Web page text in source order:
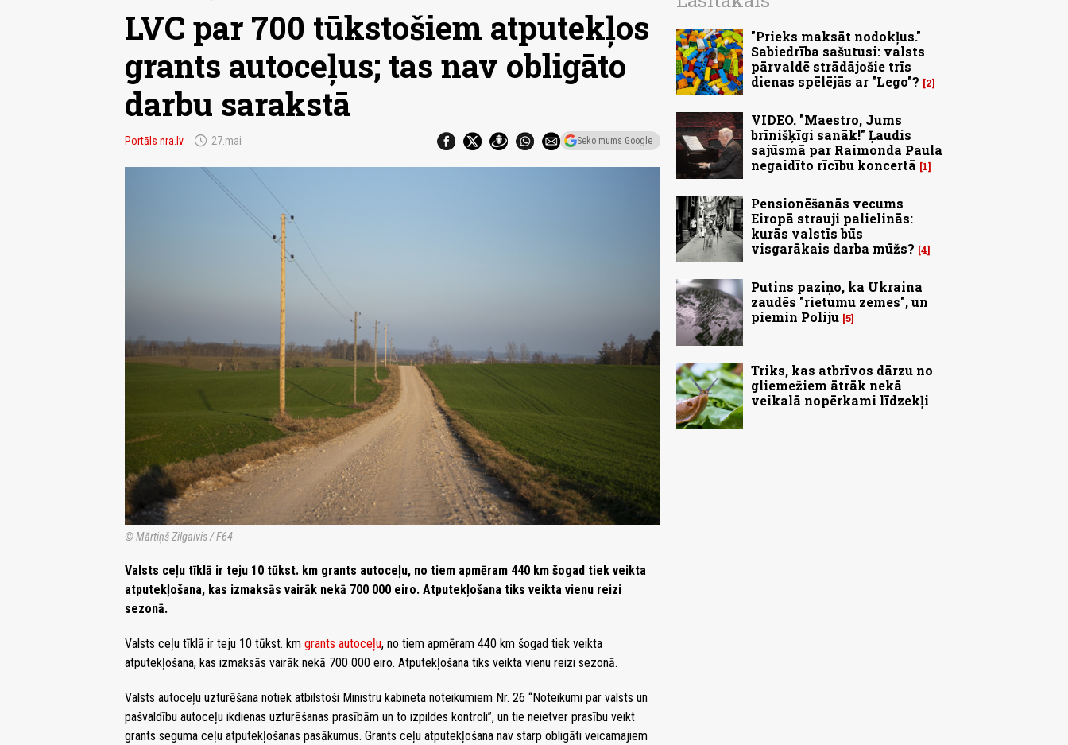
LVC par 700 tūkstošiem atputekļos
grants autoceļus; tas nav obligāto
darbu sarakstā
Portāls nra.lv schedule 27.mai Seko mums Google
© Mārtiņš Zilgalvis / F64
Valsts ceļu tīklā ir teju 10 tūkst. km grants autoceļu, no tiem apmēram 440 km šogad tiek veikta
atputekļošana, kas izmaksās vairāk nekā 700 000 eiro. Atputekļošana tiks veikta vienu reizi
sezonā.
Valsts ceļu tīklā ir teju 10 tūkst. km grants autoceļu, no tiem apmēram 440 km šogad tiek veikta
atputekļošana, kas izmaksās vairāk nekā 700 000 eiro. Atputekļošana tiks veikta vienu reizi sezonā.
Valsts autoceļu uzturēšana notiek atbilstoši Ministru kabineta noteikumiem Nr. 26 “Noteikumi par valsts un
pašvaldību autoceļu ikdienas uzturēšanas prasībām un to izpildes kontroli”, un tie neietver prasību veikt
grants seguma ceļu atputekļošanas pasākumus. Grants ceļu atputekļošana nav starp obligāti veicamajiem
"Prieks maksāt nodokļus."
Sabiedrība sašutusi: valsts
pārvaldē strādājošie trīs
dienas spēlējās ar "Lego"?
2
VIDEO. "Maestro, Jums
brīnišķīgi sanāk!" Ļaudis
sajūsmā par Raimonda Paula
negaidīto rīcību koncertā
1
Pensionēšanās vecums
Eiropā strauji palielinās:
kurās valstīs būs
visgarākais darba mūžs? 4
Putins paziņo, ka Ukraina
zaudēs "rietumu zemes", un
piemin Poliju 5
Triks, kas atbrīvos dārzu no
gliemežiem ātrāk nekā
veikalā nopērkami līdzekļi